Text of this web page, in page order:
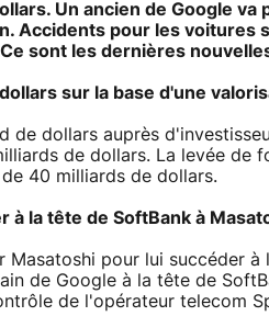
Un ancien de Google va
Accidents pour les voitures
sont les dernières
sur la base d'une
de dollars auprès
de dollars. La levée de
40 milliards de dollars.
à la tête de SoftBank à
Masatoshi pour lui succéder à
de Google à la tête de
de l'opérateur telecom